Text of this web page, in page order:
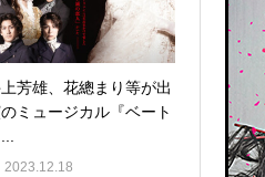
芳雄、花總まり等が出
ミュージカル『ベート
2023.12.18